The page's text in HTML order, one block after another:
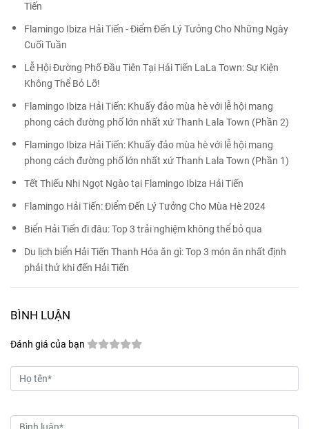
Tiến
Flamingo Ibiza Hải Tiến - Điểm Đến Lý Tưởng Cho Những Ngày
Cuối Tuần
Lễ Hội Đường Phố Đầu Tiên Tại Hải Tiến LaLa Town: Sự Kiện
Không Thể Bỏ Lỡ!
Flamingo Ibiza Hải Tiến: Khuấy đảo mùa hè với lễ hội mang
phong cách đường phố lớn nhất xứ Thanh Lala Town (Phần 2)
Flamingo Ibiza Hải Tiến: Khuấy đảo mùa hè với lễ hội mang
phong cách đường phố lớn nhất xứ Thanh Lala Town (Phần 1)
Tết Thiếu Nhi Ngọt Ngào tại Flamingo Ibiza Hải Tiến
Flamingo Hải Tiến: Điểm Đến Lý Tưởng Cho Mùa Hè 2024
Biển Hải Tiến đi đâu: Top 3 trải nghiệm không thể bỏ qua
Du lịch biển Hải Tiến Thanh Hóa ăn gì: Top 3 món ăn nhất định
phải thử khi đến Hải Tiến
BÌNH LUẬN
Đánh giá của bạn